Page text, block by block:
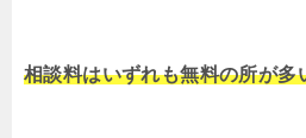
相談料はいずれも無料の所が多